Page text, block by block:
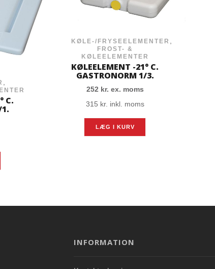
C.
KØLE-/FRYSEELEMENTER
FROST- &
KØLEELEMENTER
KØLEELEMENT -21° C.
GASTRONORM 1/3.
252 kr. ex. moms
315 kr. inkl. moms
LÆG I KURV
INFORMATION